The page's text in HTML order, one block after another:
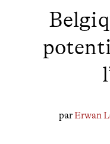
parErwan